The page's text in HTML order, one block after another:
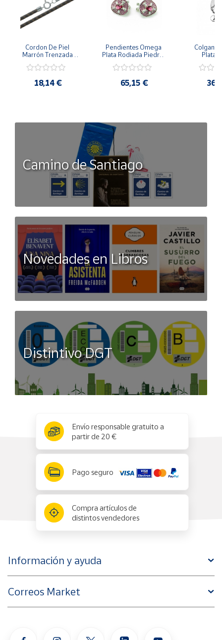
Cordon De Piel
Marrón Trenzada
Plata De 45Cm
18,14 €
Pendientes Omega
Plata Rodiada Piedras
65,15 €
Plata
Camino de Santiago
Novedades en Libros
Distintivo DGT
Envío responsable gratuito a
partir de 20 €
Pago seguro
Compra artículos de
distintos vendedores
Información y ayuda
Correos Market